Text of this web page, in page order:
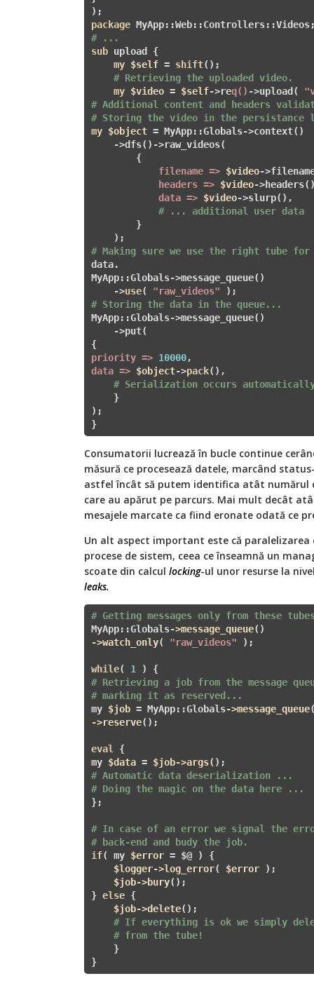
package
# ...
sub upload {
my $self = shift();
# Retrieving the uploaded video.
my $video = $self->req() ->upload(
# Additional content and headers
# Storing the video in the
my $object = MyApp::Globals->context()
    ->dfs()->raw_videos(
        {
filename => $video-
headers => $video-
data => $video->slurp(),
# ... additional user data
        }
# Making sure we use the right tube for
data.
MyApp::Globals->message_queue()
    ->
use( "raw_videos"
# Storing the data in the queue...
MyApp::Globals->message_queue()
    ->put(
priority => 10000
data => $object->pack(),
# Serialization occurs
    }
);
}
Consumatorii lucrează în bucle continue
măsură ce procesează datele, marcând
astfel încât să putem identifica atât numărul
care au apărut pe parcurs. Mai mult decât
mesajele marcate ca fiind eronate odată ce
Un alt aspect important este că
procese de sistem, ceea ce înseamnă un
scoate din calcul locking-ul unor resurse la
leaks.
# Getting messages only from these
MyApp::Globals->message_queue
->watch_only( "raw_videos" );
while( 1
# Retrieving a job from the message
# marking it as reserved...
my $job = MyApp::Globals->message_queue
->reserve();
eval {
my $data = $job->args
# Automatic data deserialization ...
# Doing the magic on the data here ...
};
# In case of an error we signal the
# back-end and budy the job.
if( my $error = $@ ) {
$logger->log_error( $error );
$job->bury();
} else {
$job->delete();
# If everything is ok we simply
# from the tube!
    }
}